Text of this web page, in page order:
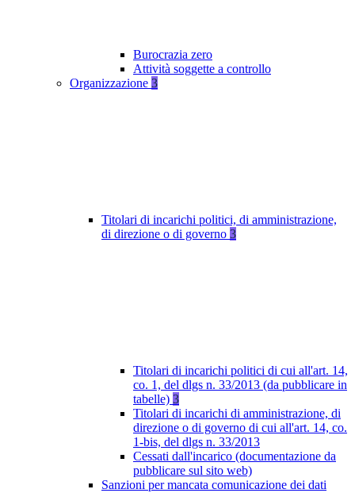
Burocrazia zero
Attività soggette a controllo
Organizzazione 3
Titolari di incarichi politici, di amministrazione,
di direzione o di governo 3
Titolari di incarichi politici di cui all'art. 14,
co. 1, del dlgs n. 33/2013 (da pubblicare in
tabelle) 3
Titolari di incarichi di amministrazione, di
direzione o di governo di cui all'art. 14, co.
1-bis, del dlgs n. 33/2013
Cessati dall'incarico (documentazione da
pubblicare sul sito web)
Sanzioni per mancata comunicazione dei dati